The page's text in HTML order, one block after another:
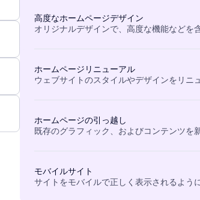
高度なホームページデザイン
オリジナルデザインで、高度な機能などを
ホームページリニューアル
ウェブサイトのスタイルやデザインをリニ
ホームページの引っ越し
既存のグラフィック、およびコンテンツを
モバイルサイト
サイトをモバイルで正しく表示されるよう